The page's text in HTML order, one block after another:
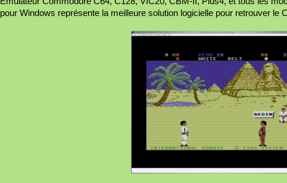
pour Windows représente la meilleure solution logicielle pour retrouver le